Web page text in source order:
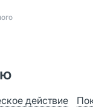
действие